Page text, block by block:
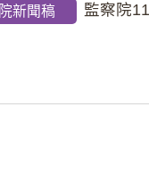
院新聞稿 監察院